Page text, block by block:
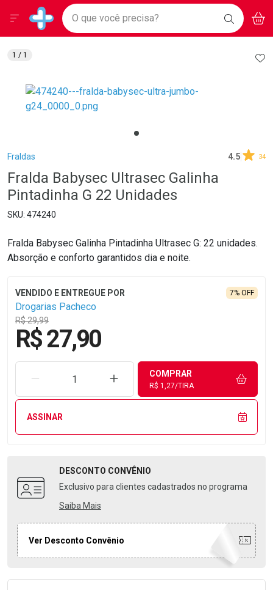
Drogarias Pacheco
Baixe nosso APP e aproveite Ofertas Exclusivas!
BAIXE
O APP
Ir direto para a home
pela página
Ir direto para o conteúdo
Ir direto para a busca
Ir direto para a conta
Ir direto para a notificações
Ir direto para o carrinho
Ir direto para o menu
Faça a sua busca
O que você precisa? BUSCAR
Menu
Breadcrumb
Fraldas 4.5 34
Fralda Babysec Ultrasec Galinha
Pintadinha G 22 Unidades
474240
Fralda Babysec Galinha Pintadinha Ultrasec G: 22 unidades.
Absorção e conforto garantidos dia e noite.
Drogarias Pacheco
R$ 29,99
7% OFF
R$ 27,90
REMOVER UMA UNIDADEAUMENTAR UMA UNIDADE
COMPRAR
R$ 1,27/TIRA
ASSINAR
DESCONTO CONVÊNIO
Exclusivo para clientes cadastrados no programa
Saiba Mais
Ver Desconto Convênio
1 / 1